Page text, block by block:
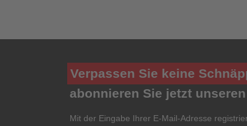
Verpassen Sie keine
abonnieren Sie jetzt
Mit der Eingabe Ihrer E-Mail-Adresse